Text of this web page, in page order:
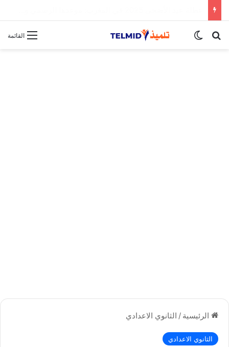
القائمة بحث عنالوضع المظلم
الرئيسية / الثانوي الاعدادي
الثانوي الاعدادي